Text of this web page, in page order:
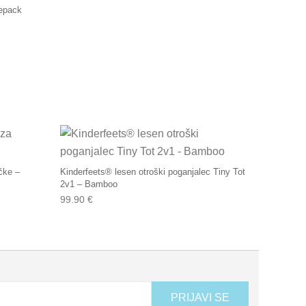
–
Kinderfeets® lesen otroški poganjalec Tiny Tot
2v1 – Bamboo
99.90 €
PRIJAVI SE